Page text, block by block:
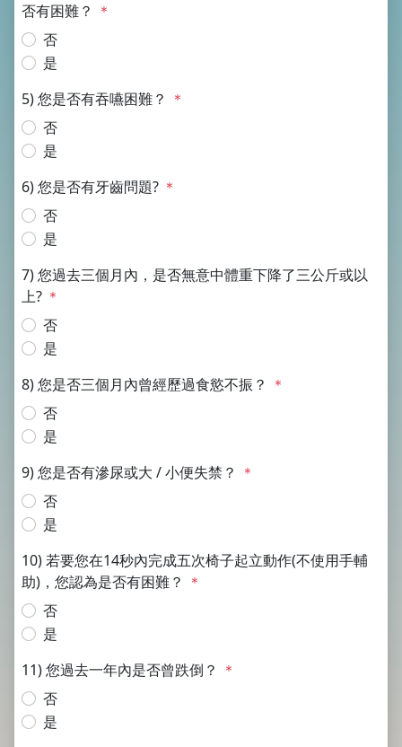
否有困難？ ＊
否
是
5) 您是否有吞嚥困難？ ＊
否
是
6) 您是否有牙齒問題? ＊
否
是
7) 您過去三個月內，是否無意中體重下降了三公斤或以
上? ＊
否
是
8) 您是否三個月內曾經歷過食慾不振？ ＊
否
是
9) 您是否有滲尿或大 / 小便失禁？ ＊
否
是
10) 若要您在14秒內完成五次椅子起立動作(不使用手輔
助)，您認為是否有困難？ ＊
否
是
11) 您過去一年內是否曾跌倒？ ＊
否
是